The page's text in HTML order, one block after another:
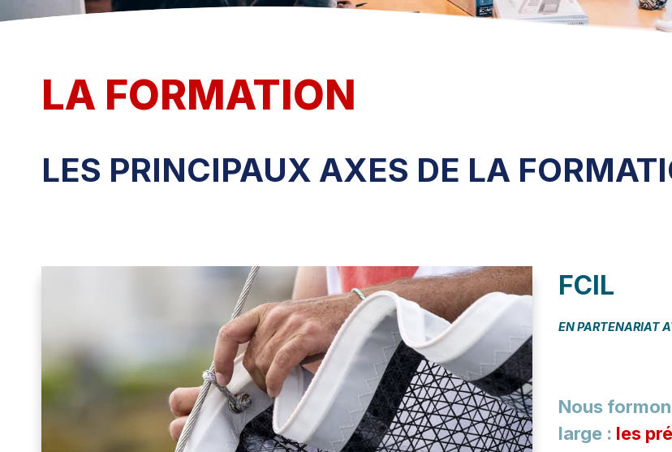
LA FORMATION
LES PRINCIPAUX AXES DE LA
FCIL
EN PARTENARIAT
Nous
large : les